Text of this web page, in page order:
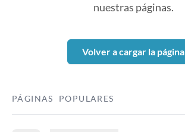
nuestras páginas.
Volver a cargar la página
PÁGINAS POPULARES